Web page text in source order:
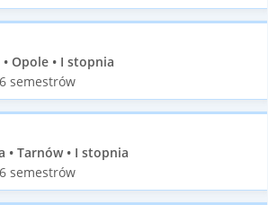
Opole • I stopnia
semestrów
• Tarnów • I stopnia
semestrów